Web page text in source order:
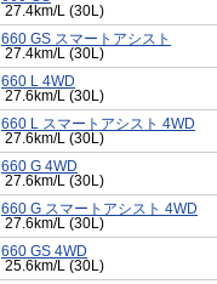
27.4km/L (30L)
660 GS スマートアシスト
27.4km/L (30L)
660 L 4WD
27.6km/L (30L)
660 L スマートアシスト 4WD
27.6km/L (30L)
660 G 4WD
27.6km/L (30L)
660 G スマートアシスト 4WD
27.6km/L (30L)
660 GS 4WD
25.6km/L (30L)